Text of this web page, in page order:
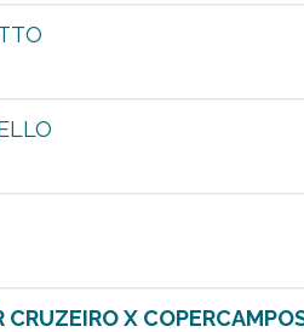
CRUZEIRO X